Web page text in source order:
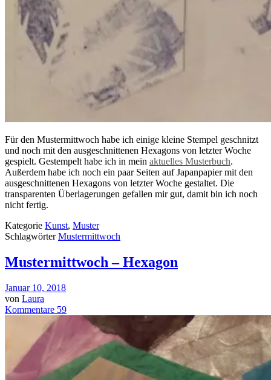
Für den Mustermittwoch habe ich einige kleine Stempel geschnitzt
und noch mit den ausgeschnittenen Hexagons von letzter Woche
gespielt. Gestempelt habe ich in mein aktuelles Musterbuch.
Außerdem habe ich noch ein paar Seiten auf Japanpapier mit den
ausgeschnittenen Hexagons von letzter Woche gestaltet. Die
transparenten Überlagerungen gefallen mir gut, damit bin ich noch
nicht fertig.
Kategorie Kunst, Muster
SchlagwörterMustermittwoch
Mustermittwoch – Hexagon
Januar 10, 2018
von Laura
Kommentare 59